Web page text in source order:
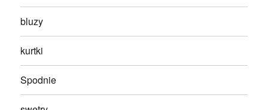
bluzy
kurtki
Spodnie